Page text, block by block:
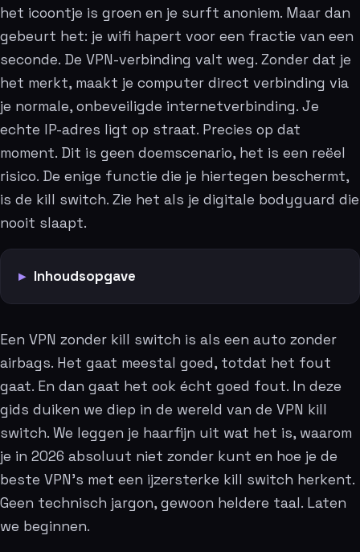
het icoontje is groen en je surft anoniem. Maar dan
gebeurt het: je wifi hapert voor een fractie van een
seconde. De VPN-verbinding valt weg. Zonder dat je
het merkt, maakt je computer direct verbinding via
je normale, onbeveiligde internetverbinding. Je
echte IP-adres ligt op straat. Precies op dat
moment. Dit is geen doemscenario, het is een reëel
risico. De enige functie die je hiertegen beschermt,
is de kill switch. Zie het als je digitale bodyguard die
nooit slaapt.
Inhoudsopgave
Een VPN zonder kill switch is als een auto zonder
airbags. Het gaat meestal goed, totdat het fout
gaat. En dan gaat het ook écht goed fout. In deze
gids duiken we diep in de wereld van de VPN kill
switch. We leggen je haarfijn uit wat het is, waarom
je in 2026 absoluut niet zonder kunt en hoe je de
beste VPN’s met een ijzersterke kill switch herkent.
Geen technisch jargon, gewoon heldere taal. Laten
we beginnen.